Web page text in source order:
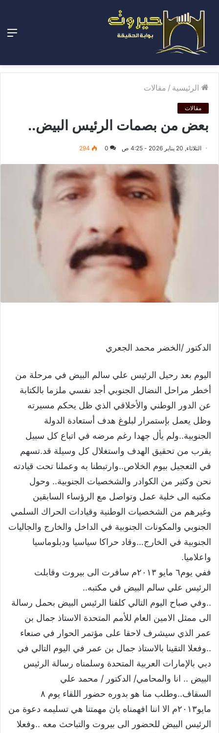
الرئيسية / مقالات
مقالات
بعض من بصمات الرئيس البيض..
الثلاثاء, 20 يناير 2026 - 4:25 ص 0
294
الدكتور /الخضر محمد الجعري
اليوم بعد رحيل الرئيس علي سالم البيض في مرحلة من
أخطر مراحل النضال الجنوبي أجد نفسي ملزما بالكتابة
عن الدور الوطني والأخلاقي الذي ظل يحكم مسيرته
وظل يعمل بإستمرار لبلوغ هدف أستعادة الدولة
الجنوبية..ولم يأل جهدا رغم مرضه في اتباع كل سبيل
يقرب من تحقيق الهدف واستغلال كل وسيلة قد.تسهم
في التعجيل بيوم الخلاص..وارتبطنا به وعملنا تحت قيادته
نحن وكثير من الكوادر والشخصيات الجنوبية.. وحول
مكتبه الى خلية عمل وتواصل مع الرؤساء السابقين
وغيرهم من الشخصيات الوطنية وقيادات الحراك السلمي
الجنوبي والمكونات الجنوبية في الداخل والخارج والجاليات
الجنوبية في الخارج…وقاد حراكا سياسيا ودبلوماسيا
واعلاميا.
ففي يوم٦ مايو ٢٠١٣م سافرت الى بيروت وقابلت
الرئيس علي سالم البيض في مكتبه..
..وفي صباح اليوم التالي كلفنا الرئيس البيض بحمل رسالة
الى ممثل الامين العام للأمم المتحدة الاستاذ جمال بن
عمر الذي سيشرف لاحقا على مؤتمر الحوار في صنعاء
..وفعلا التقينا بالاستاذ جمال بن عمر في اليوم التالي في
دبي بالإمارات العربية المتحدة وسلمناه رسالة الرئيس
البيض .. انا والمحامي/ الدكتور / محمد علي
السقاف..وطلب منا هو بدوره حضور اللقاء يوم ٨
مايو٢٠١٣م الا اننا افهمناه بان مهمتنا هي تسليمه دعوة من
الرئيس البيض للحضور الى بيروت والتباحث معه ..وفعلا